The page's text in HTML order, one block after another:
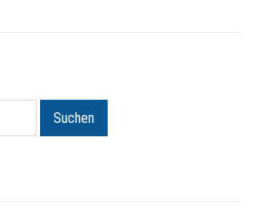
Suchen